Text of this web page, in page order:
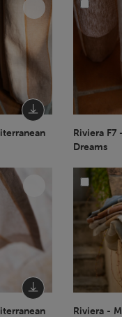
Riviera F7
Dreams
Riviera -